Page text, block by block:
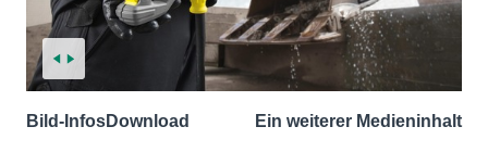
Bild-InfosDownload Ein weiterer Medieninhalt